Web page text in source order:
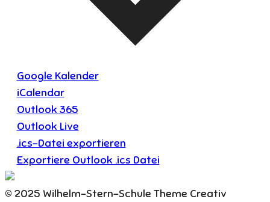
Google Kalender
iCalendar
Outlook 365
Outlook Live
.ics-Datei exportieren
Exportiere Outlook .ics Datei
© 2025 Wilhelm-Stern-Schule Theme Creativ